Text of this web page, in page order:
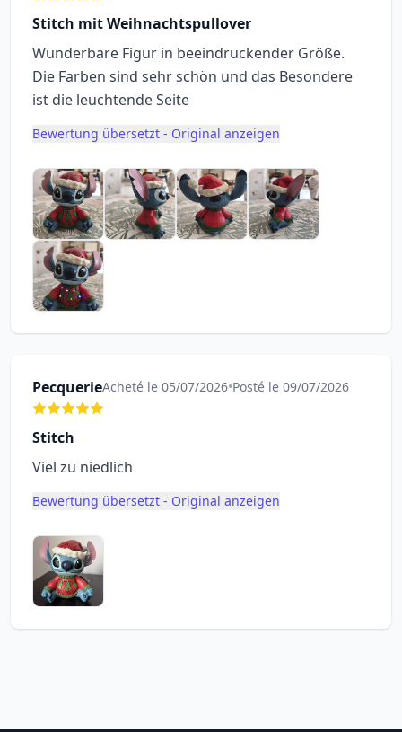
Stitch mit Weihnachtspullover
Wunderbare Figur in beeindruckender Größe.
Die Farben sind sehr schön und das Besondere
ist die leuchtende Seite
Bewertung übersetzt - Original anzeigen
PecquerieAcheté le 05/07/2026•Posté le 09/07/2026
Stitch
Viel zu niedlich
Bewertung übersetzt - Original anzeigen